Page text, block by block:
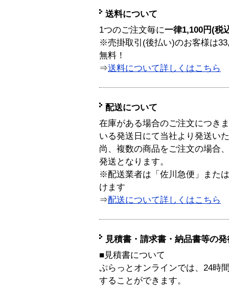
送料について
1つのご注文毎に一律1,100円(税
※売掛取引(後払い)のお客様は
無料！
⇒送料について詳しくはこちら
配送について
在庫がある場合のご注文につき
いる発送日にて当社より発送い
尚、複数の商品をご注文の場合
発送となります。
※配送業者は「佐川急便」また
けます
⇒配送について詳しくはこちら
見積書・請求書・納品書等の
■見積書について
ぷらっとオンラインでは、24時
することができます。